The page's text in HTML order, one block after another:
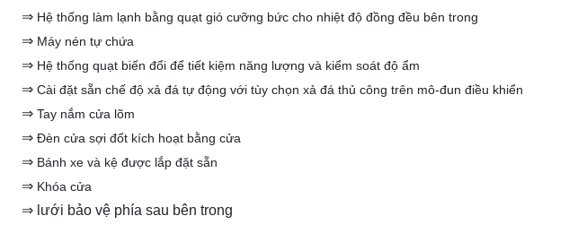
⇒ Hệ thống làm lạnh bằng quạt gió cưỡng bức cho nhiệt độ đồng đều bên trong
⇒ Máy nén tự chứa
⇒ Hệ thống quạt biến đổi để tiết kiệm năng lượng và kiểm soát độ ẩm
⇒ Cài đặt sẵn chế độ xả đá tự động với tùy chọn xả đá thủ công trên mô-đun điều khiển
⇒ Tay nắm cửa lõm
⇒ Đèn cửa sợi đốt kích hoạt bằng cửa
⇒ Bánh xe và kệ được lắp đặt sẵn
⇒ Khóa cửa
⇒ lưới bảo vệ phía sau bên trong